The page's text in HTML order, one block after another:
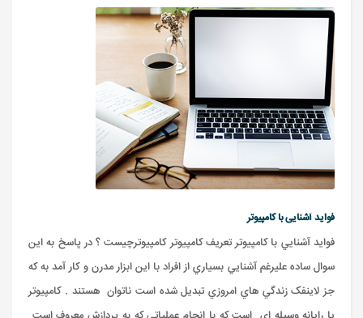
فواید آشنایی با کامپیوتر
فوايد آشنايي با کامپيوتر تعريف کامپيوتر کامپيوترچيست ؟ در پاسخ به اين
سوال ساده عليرغم آشنايي بسياري از افراد با اين ابزار مدرن و کار آمد به که
جز لاينفک زندگي هاي امروزي تبديل شده است ناتوان هستند . کامپيوتر